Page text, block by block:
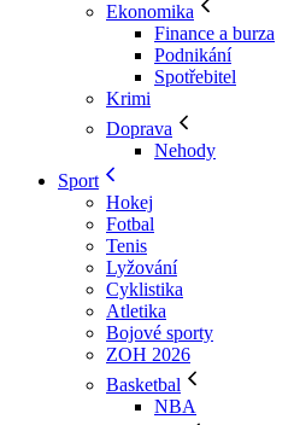
Ekonomika
Finance a burza
Podnikání
Spotřebitel
Krimi
Doprava
Nehody
Sport
Hokej
Fotbal
Tenis
Lyžování
Cyklistika
Atletika
Bojové sporty
ZOH 2026
Basketbal
NBA